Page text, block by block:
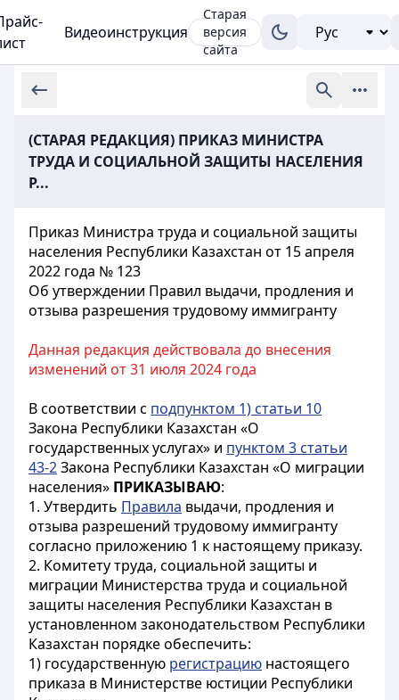
Видеоинструкция
Старая
версия
сайта
(СТАРАЯ РЕДАКЦИЯ) ПРИКАЗ МИНИСТРА
ТРУДА И СОЦИАЛЬНОЙ ЗАЩИТЫ НАСЕЛЕНИЯ
Р...
Приказ Министра труда и социальной защиты
населения Республики Казахстан от 15 апреля
2022 года № 123
Об утверждении Правил выдачи, продления и
отзыва разрешения трудовому иммигранту
Данная редакция действовала до внесения
изменений от 31 июля 2024 года
В соответствии с подпунктом 1) статьи 10
Закона Республики Казахстан «О
государственных услугах» и пунктом 3 статьи
43-2Закона Республики Казахстан «О миграции
населения» ПРИКАЗЫВАЮ:
1. Утвердить Правила выдачи, продления и
отзыва разрешений трудовому иммигранту
согласно приложению 1 к настоящему приказу.
2. Комитету труда, социальной защиты и
миграции Министерства труда и социальной
защиты населения Республики Казахстан в
установленном законодательством Республики
Казахстан порядке обеспечить:
1) государственную регистрацию настоящего
приказа в Министерстве юстиции Республики